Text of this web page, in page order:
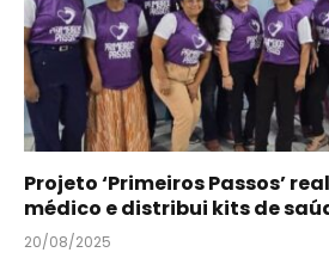
Projeto ‘Primeiros Passos’
médico e distribui kits de
20/08/2025